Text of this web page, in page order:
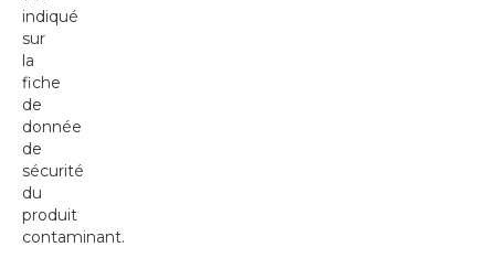
indiqué
sur
la
fiche
de
donnée
de
sécurité
du
produit
contaminant.